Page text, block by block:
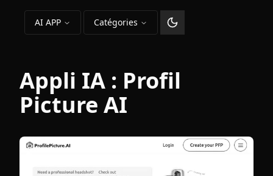
AI APP Catégories
Changer le thème
Appli IA : Profil
Picture AI